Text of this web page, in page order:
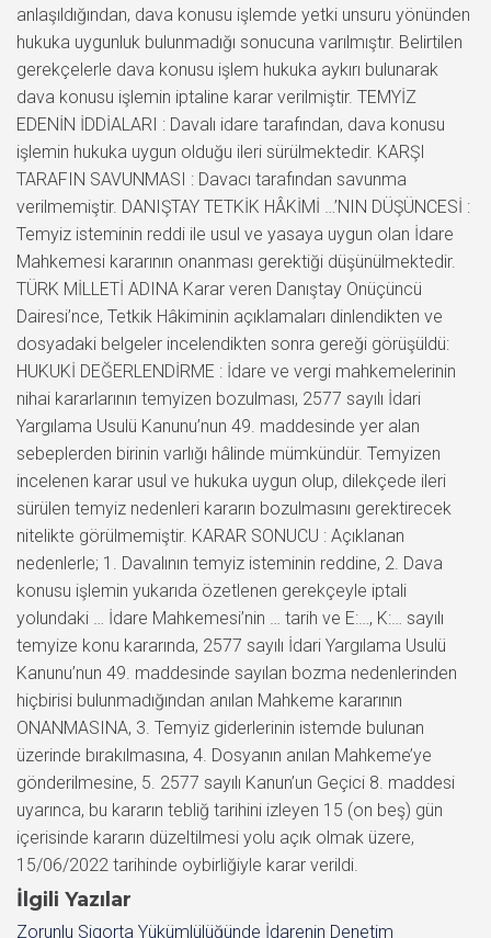
anlaşıldığından, dava konusu işlemde yetki unsuru yönünden
hukuka uygunluk bulunmadığı sonucuna varılmıştır. Belirtilen
gerekçelerle dava konusu işlem hukuka aykırı bulunarak
dava konusu işlemin iptaline karar verilmiştir. TEMYİZ
EDENİN İDDİALARI : Davalı idare tarafından, dava konusu
işlemin hukuka uygun olduğu ileri sürülmektedir. KARŞI
TARAFIN SAVUNMASI : Davacı tarafından savunma
verilmemiştir. DANIŞTAY TETKİK HÂKİMİ …’NIN DÜŞÜNCESİ :
Temyiz isteminin reddi ile usul ve yasaya uygun olan İdare
Mahkemesi kararının onanması gerektiği düşünülmektedir.
TÜRK MİLLETİ ADINA Karar veren Danıştay Onüçüncü
Dairesi’nce, Tetkik Hâkiminin açıklamaları dinlendikten ve
dosyadaki belgeler incelendikten sonra gereği görüşüldü:
HUKUKİ DEĞERLENDİRME : İdare ve vergi mahkemelerinin
nihai kararlarının temyizen bozulması, 2577 sayılı İdari
Yargılama Usulü Kanunu’nun 49. maddesinde yer alan
sebeplerden birinin varlığı hâlinde mümkündür. Temyizen
incelenen karar usul ve hukuka uygun olup, dilekçede ileri
sürülen temyiz nedenleri kararın bozulmasını gerektirecek
nitelikte görülmemiştir. KARAR SONUCU : Açıklanan
nedenlerle; 1. Davalının temyiz isteminin reddine, 2. Dava
konusu işlemin yukarıda özetlenen gerekçeyle iptali
yolundaki … İdare Mahkemesi’nin … tarih ve E:…, K:… sayılı
temyize konu kararında, 2577 sayılı İdari Yargılama Usulü
Kanunu’nun 49. maddesinde sayılan bozma nedenlerinden
hiçbirisi bulunmadığından anılan Mahkeme kararının
ONANMASINA, 3. Temyiz giderlerinin istemde bulunan
üzerinde bırakılmasına, 4. Dosyanın anılan Mahkeme’ye
gönderilmesine, 5. 2577 sayılı Kanun’un Geçici 8. maddesi
uyarınca, bu kararın tebliğ tarihini izleyen 15 (on beş) gün
içerisinde kararın düzeltilmesi yolu açık olmak üzere,
15/06/2022 tarihinde oybirliğiyle karar verildi.
İlgili Yazılar
Zorunlu Sigorta Yükümlülüğünde İdarenin Denetim